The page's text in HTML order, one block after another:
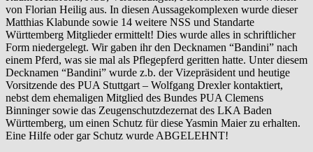
von Florian Heilig aus. In diesen Aussagekomplexen wurde dieser
Matthias Klabunde sowie 14 weitere NSS und Standarte
Württemberg Mitglieder ermittelt! Dies wurde alles in schriftlicher
Form niedergelegt. Wir gaben ihr den Decknamen “Bandini” nach
einem Pferd, was sie mal als Pflegepferd geritten hatte. Unter diesem
Decknamen “Bandini” wurde z.b. der Vizepräsident und heutige
Vorsitzende des PUA Stuttgart – Wolfgang Drexler kontaktiert,
nebst dem ehemaligen Mitglied des Bundes PUA Clemens
Binninger sowie das Zeugenschutzdezernat des LKA Baden
Württemberg, um einen Schutz für diese Yasmin Maier zu erhalten.
Eine Hilfe oder gar Schutz wurde ABGELEHNT!